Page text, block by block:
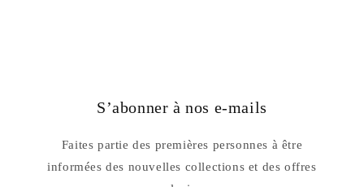
S’abonner à nos e-mails
Faites partie des premières personnes à être
informées des nouvelles collections et des offres